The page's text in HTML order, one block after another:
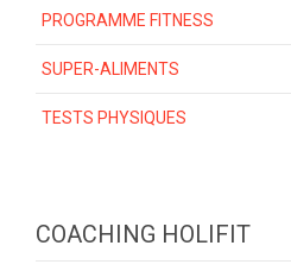
PROGRAMME FITNESS
SUPER-ALIMENTS
TESTS PHYSIQUES
COACHING HOLIFIT